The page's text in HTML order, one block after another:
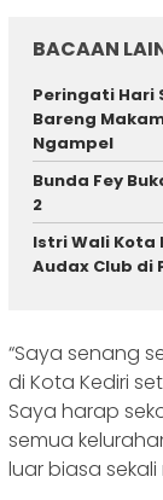
BACAAN
Peringati Hari
Bareng
Ngampel
Bunda Fey
2
Istri Wali Kota
Audax Club di
“Saya senang
di Kota Kediri
Saya harap
semua
luar biasa sekali